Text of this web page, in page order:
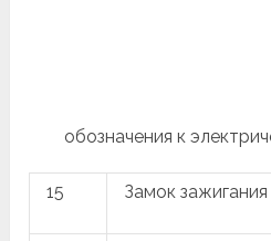
обозначения к
15 Замок